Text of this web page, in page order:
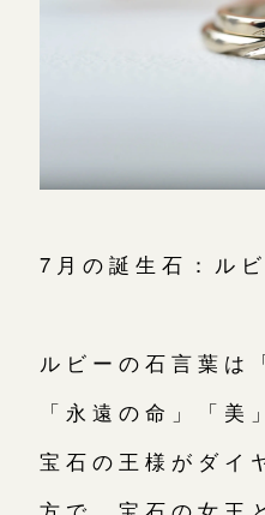
7月の誕生石：ル
ルビーの石言葉は
「永遠の命」「美
宝石の王様がダイ